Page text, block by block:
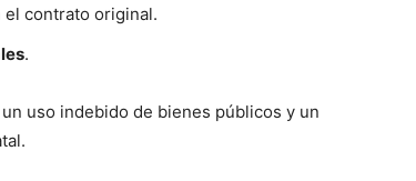
el contrato original.
.
uso indebido de bienes públicos y un